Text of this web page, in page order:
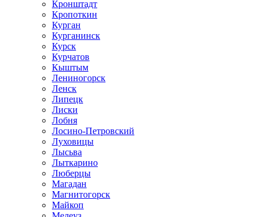
Кронштадт
Кропоткин
Курган
Курганинск
Курск
Курчатов
Кыштым
Лениногорск
Ленск
Липецк
Лиски
Лобня
Лосино-Петровский
Луховицы
Лысьва
Лыткарино
Люберцы
Магадан
Магнитогорск
Майкоп